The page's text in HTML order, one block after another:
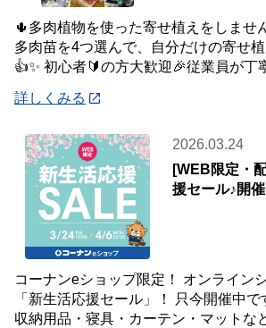
🌵多肉植物を使った寄せ植えをしませ
多肉苗を4つ選んで、自分だけの寄せ
👍✨ 初心者🔰の方大歓迎🎉従業員が丁
詳しくみる
2026.03.24
[WEB限定・
援セール♪開催
コーナンeショップ限定！ オンライン
「新生活応援セール」！ 只今開催中です！ インテリア・
収納用品・寝具・カーテン・マットな